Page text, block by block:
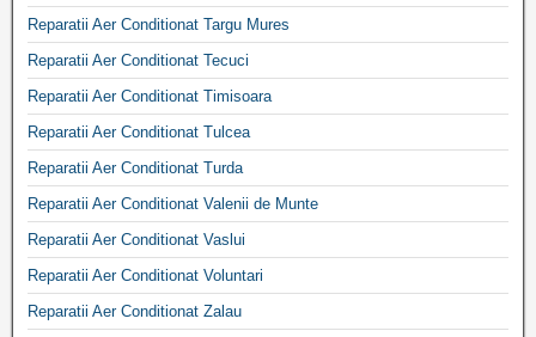
Reparatii Aer Conditionat Targu Mures
Reparatii Aer Conditionat Tecuci
Reparatii Aer Conditionat Timisoara
Reparatii Aer Conditionat Tulcea
Reparatii Aer Conditionat Turda
Reparatii Aer Conditionat Valenii de Munte
Reparatii Aer Conditionat Vaslui
Reparatii Aer Conditionat Voluntari
Reparatii Aer Conditionat Zalau